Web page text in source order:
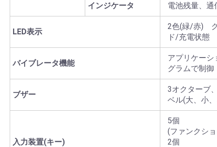
インジケータ 電池残量、通
LED表示
2色(緑/赤)
ド/充電状態
バイブレータ機能
アプリケーシ
グラムで制御
ブザー
3オクターブ
ベル(大、小
入力装置(キー)
5個
(ファンクシ
2個